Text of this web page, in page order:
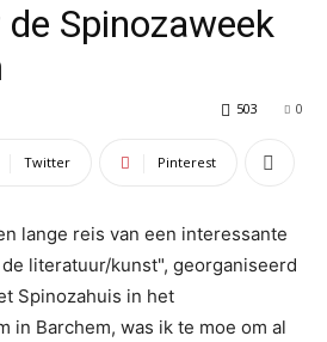
Spinozaweek
0
503
Twitter Pinterest
lange reis van een interessante
literatuur/kunst", georganiseerd
Spinozahuis in het
in Barchem, was ik te moe om al